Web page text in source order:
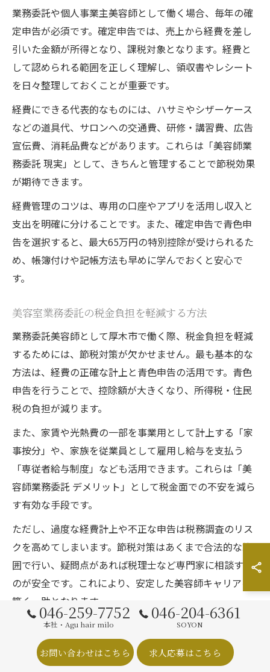
業務委託や個人事業主美容師として働く場合、毎年の確
定申告が必須です。確定申告では、売上から経費を差し
引いた金額が所得となり、課税対象となります。経費と
して認められる範囲を正しく理解し、領収書やレシート
を日々整理しておくことが重要です。
経費にできる代表的なものには、ハサミやシザーケース
などの道具代、サロンへの交通費、研修・講習費、広告
宣伝費、消耗品費などがあります。これらは「美容師業
務委託 現実」として、きちんと管理することで節税効果
が期待できます。
経費管理のコツは、専用の口座やアプリを活用し収入と
支出を明確に分けることです。また、確定申告で青色申
告を選択すると、最大65万円の特別控除が受けられるた
め、帳簿付けや記帳方法も早めに学んでおくと安心で
す。
美容室業務委託の税金負担を軽減する方法
業務委託美容師として厚木市で働く際、税金負担を軽減
するためには、節税対策が欠かせません。最も基本的な
方法は、経費の正確な計上と青色申告の活用です。青色
申告を行うことで、控除額が大きくなり、所得税・住民
税の負担が減ります。
また、家賃や光熱費の一部を事業用として計上する「家
事按分」や、家族を従業員として雇用し給与を支払う
「専従者給与制度」なども活用できます。これらは「美
容師業務委託 デメリット」として税金面での不安を減ら
す有効な手段です。
ただし、過度な経費計上や不正な申告は税務調査のリス
クを高めてしまいます。節税対策はあくまで合法的な範
囲で行い、疑問点があれば税理士など専門家に相談する
のが安全です。これにより、安定した美容師キャリアを
築く一助となります。
美容師業務委託で知るべき保険や社会保障
業務委託や個人事業主として美容室で働く場合、社会保
046-259-7752
本社・Agu hair milo
046-204-6361
SOYON
お問い合わせはこちら 求人応募はこちら